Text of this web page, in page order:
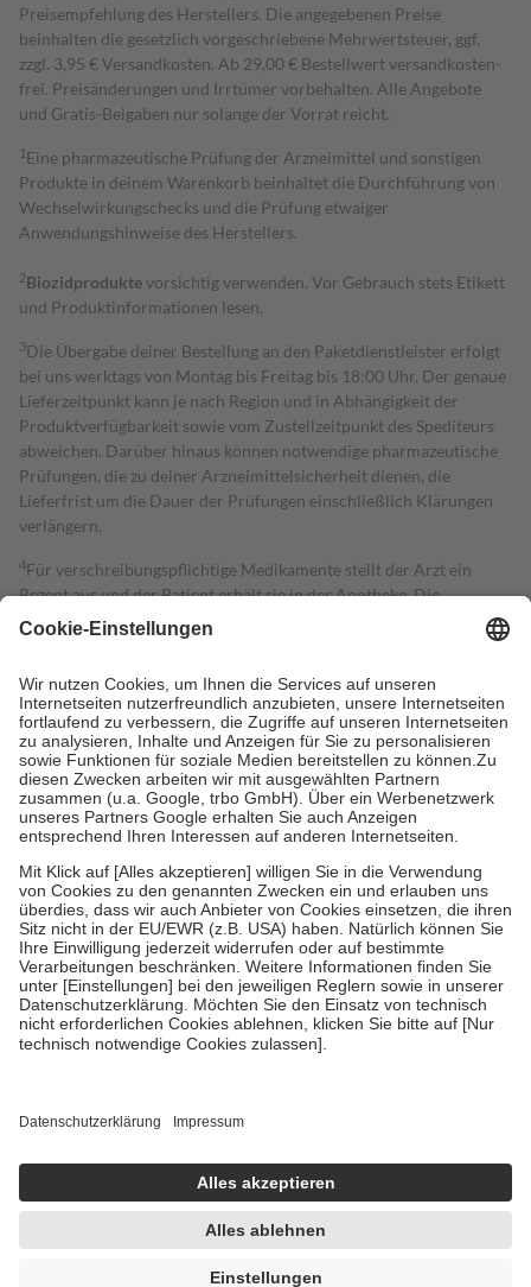
Preisempfehlung des Herstellers. Die angegebenen Preise
beinhalten die gesetzlich vorgeschriebene Mehrwertsteuer, ggf.
zzgl. 3,95 € Versandkosten. Ab 29,00 € Bestell­wert versand­kosten­
frei. Preisänderungen und Irrtümer vorbehalten. Alle Angebote
und Gratis-Beigaben nur solange der Vorrat reicht.
1 Eine pharmazeutische Prüfung der Arzneimittel und sonstigen
Produkte in deinem Warenkorb beinhaltet die Durchführung von
Wechselwirkungschecks und die Prüfung etwaiger
Anwendungshinweise des Herstellers.
2Biozidproduktevorsichtig verwenden. Vor Gebrauch stets Etikett
und Produktinformationen lesen.
3Die Übergabe deiner Bestellung an den Paketdienstleister erfolgt
bei uns werktags von Montag bis Freitag bis 18:00 Uhr. Der genaue
Lieferzeitpunkt kann je nach Region und in Abhängigkeit der
Produktverfügbarkeit sowie vom Zustellzeitpunkt des Spediteurs
abweichen. Darüber hinaus können notwendige pharmazeutische
Prüfungen, die zu deiner Arzneimittelsicherheit dienen, die
Lieferfrist um die Dauer der Prüfungen einschließlich Klärungen
verlängern.
4Für verschreibungspflichtige Medikamente stellt der Arzt ein
Rezept aus und der Patient erhält sie in der Apotheke. Die
gesetzliche Krankenversicherung übernimmt in der Regel die
Kosten dafür, der Versicherte trägt einen Teil davon als Zuzahlung
Grundsätzlich leisten Mitglieder Zuzahlungen in Höhe von zehn
Prozent des Abgabepreises,mindestens jedochfünf Euround
höchstens zehn Euro.Es sind jedoch nie mehr als die tatsächlichen
Kosten der Leistung zu entrichten.
Diese Regeln gelten grundsätzlich auch für Online-Apotheken.
Bei Heilmitteln und häuslicher Krankenpflege beträgt die
Zuzahlung zehn Prozent der Kosten sowie zehn Euro je
Verordnung.
Um das Engagement der Versicherten für ihre eigene Gesundheit zu
stärken und die besondere Stellung der Familie zu unterstützen,
fallenkeine Zuzahlungenan bei:
• Kindern und Jugendlichen bis zum vollendeten 18. Lebensjahr
mit Ausnahme der Fahrkosten
• Untersuchungen zur Vorsorge und Früherkennung, die von der
GKV getragen werden
Einholung von Bewertungen. Trusted Shops hat Maßnahmen
getroffen, um sicherzustellen, dass es sich um echte Bewertungen
handelt. Mehr Informationen findest du hier:
https://help.etrusted.com/hc/de/articles/4419944605341